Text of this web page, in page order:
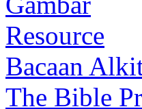
Resource
Bacaan
The Bible